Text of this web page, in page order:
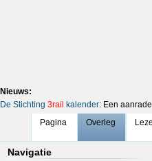
Nieuws:
De Stichting 3rail kalender: Een
Pagina
Overleg
Navigatie